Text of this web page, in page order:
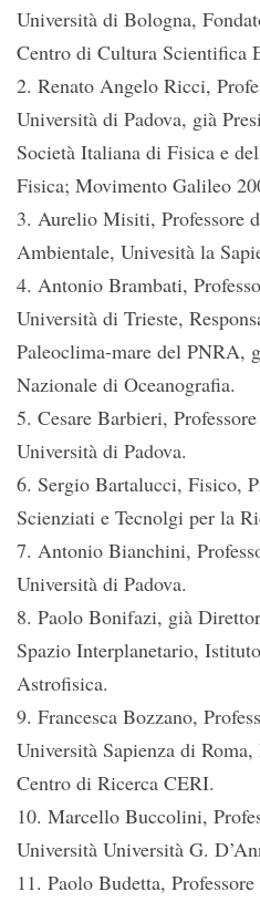
Università di Bologna,
Centro di Cultura Scientifica
2. Renato Angelo Ricci,
Università di Padova, già
Società Italiana di Fisica e
Fisica; Movimento Galileo
3. Aurelio Misiti, Professore
Ambientale, Univesità la
4. Antonio Brambati,
Università di Trieste,
Paleoclima-mare del PNRA,
Nazionale di Oceanografia.
5. Cesare Barbieri,
Università di Padova.
6. Sergio Bartalucci, Fisico,
Scienziati e Tecnolgi per la
7. Antonio Bianchini,
Università di Padova.
8. Paolo Bonifazi, già
Spazio Interplanetario,
Astrofisica.
9. Francesca Bozzano,
Università Sapienza di
Centro di Ricerca CERI.
10. Marcello Buccolini,
Università Università G.
11. Paolo Budetta,